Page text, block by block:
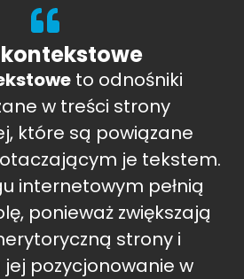
to odnośniki
w treści strony
które są powiązane
je tekstem.
internetowym pełnią
ponieważ zwiększają
strony i
pozycjonowanie w